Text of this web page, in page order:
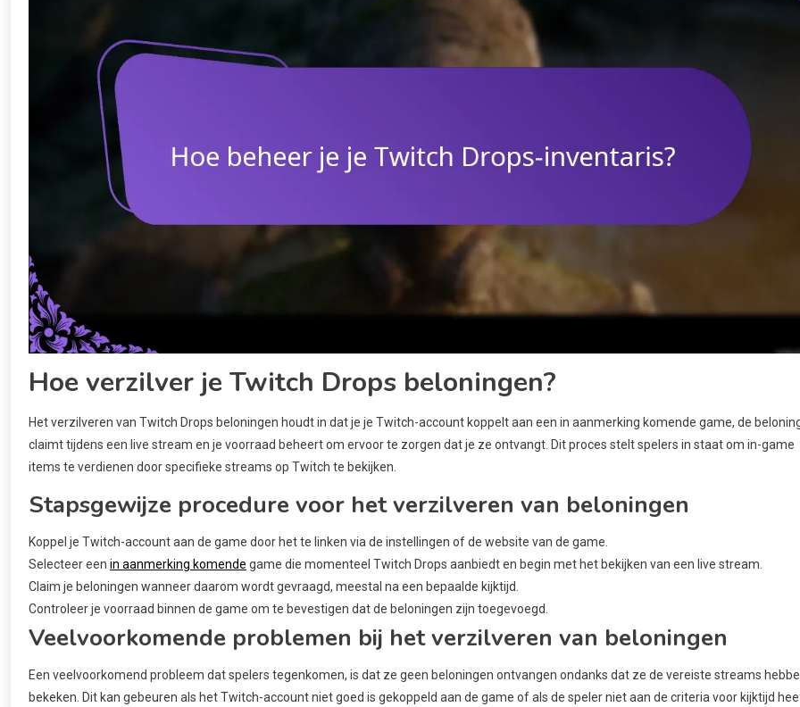
Hoe verzilver je Twitch Drops beloningen?
Het verzilveren van Twitch Drops beloningen houdt in dat je je Twitch-account koppelt aan een in aanmerking komende game, de
claimt tijdens een live stream en je voorraad beheert om ervoor te zorgen dat je ze ontvangt. Dit proces stelt spelers in staat om in-game
items te verdienen door specifieke streams op Twitch te bekijken.
Stapsgewijze procedure voor het verzilveren van beloningen
Koppel je Twitch-account aan de game door het te linken via de instellingen of de website van de game.
Selecteer een in aanmerking komende game die momenteel Twitch Drops aanbiedt en begin met het bekijken van een live stream.
Claim je beloningen wanneer daarom wordt gevraagd, meestal na een bepaalde kijktijd.
Controleer je voorraad binnen de game om te bevestigen dat de beloningen zijn toegevoegd.
Veelvoorkomende problemen bij het verzilveren van beloningen
Een veelvoorkomend probleem dat spelers tegenkomen, is dat ze geen beloningen ontvangen ondanks dat ze de vereiste streams
bekeken. Dit kan gebeuren als het Twitch-account niet goed is gekoppeld aan de game of als de speler niet aan de criteria voor kijktijd